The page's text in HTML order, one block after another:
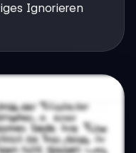
Ignorieren